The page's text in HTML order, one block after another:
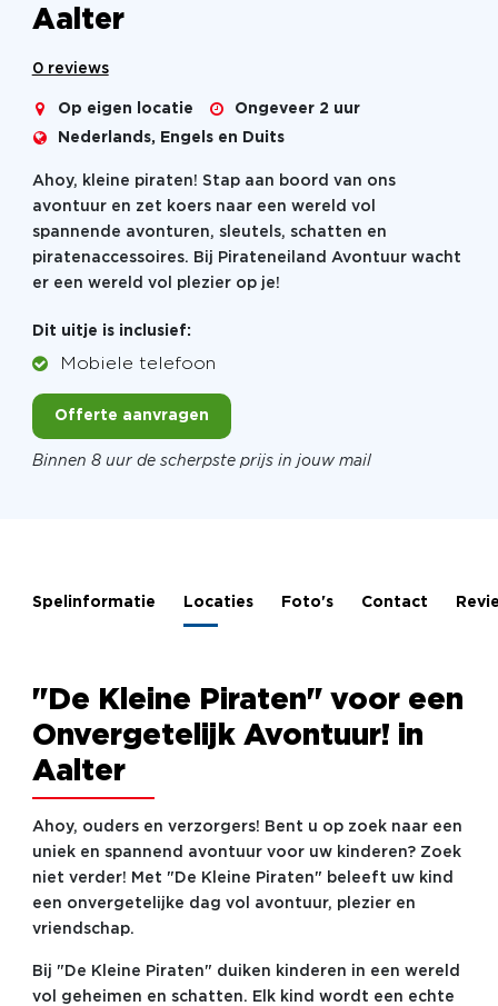
Aalter
0 reviews
Op eigen locatie Ongeveer 2 uur
Nederlands, Engels en Duits
Ahoy, kleine piraten! Stap aan boord van ons
avontuur en zet koers naar een wereld vol
spannende avonturen, sleutels, schatten en
piratenaccessoires. Bij Pirateneiland Avontuur wacht
er een wereld vol plezier op je!
Dit uitje is inclusief:
Mobiele telefoon
Offerte aanvragen
Binnen 8 uur de scherpste prijs in jouw mail
Spelinformatie Locaties Foto's Contact
"De Kleine Piraten" voor een
Onvergetelijk Avontuur! in
Aalter
Ahoy, ouders en verzorgers! Bent u op zoek naar een
uniek en spannend avontuur voor uw kinderen? Zoek
niet verder! Met "De Kleine Piraten" beleeft uw kind
een onvergetelijke dag vol avontuur, plezier en
vriendschap.
Bij "De Kleine Piraten" duiken kinderen in een wereld
vol geheimen en schatten. Elk kind wordt een echte